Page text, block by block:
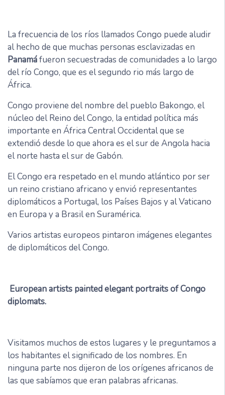
La frecuencia de los ríos llamados Congo puede aludir
al hecho de que muchas personas esclavizadas en
Panamáfueron secuestradas de comunidades a lo largo
del río Congo, que es el segundo rio más largo de
África.
Congo proviene del nombre del pueblo Bakongo, el
núcleo del Reino del Congo, la entidad política más
importante en África Central Occidental que se
extendió desde lo que ahora es el sur de Angola hacia
el norte hasta el sur de Gabón.
El Congo era respetado en el mundo atlántico por ser
un reino cristiano africano y envió representantes
diplomáticos a Portugal, los Países Bajos y al Vaticano
en Europa y a Brasil en Suramérica.
Varios artistas europeos pintaron imágenes elegantes
de diplomáticos del Congo.
European artists painted elegant portraits of Congo
diplomats.
Visitamos muchos de estos lugares y le preguntamos a
los habitantes el significado de los nombres. En
ninguna parte nos dijeron de los orígenes africanos de
las que sabíamos que eran palabras africanas.